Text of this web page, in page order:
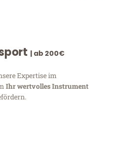
| ab 200€
Expertise im
Ihr wertvolles Instrument